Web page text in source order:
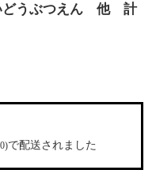
どうぶつえん 他 計
で配送されました